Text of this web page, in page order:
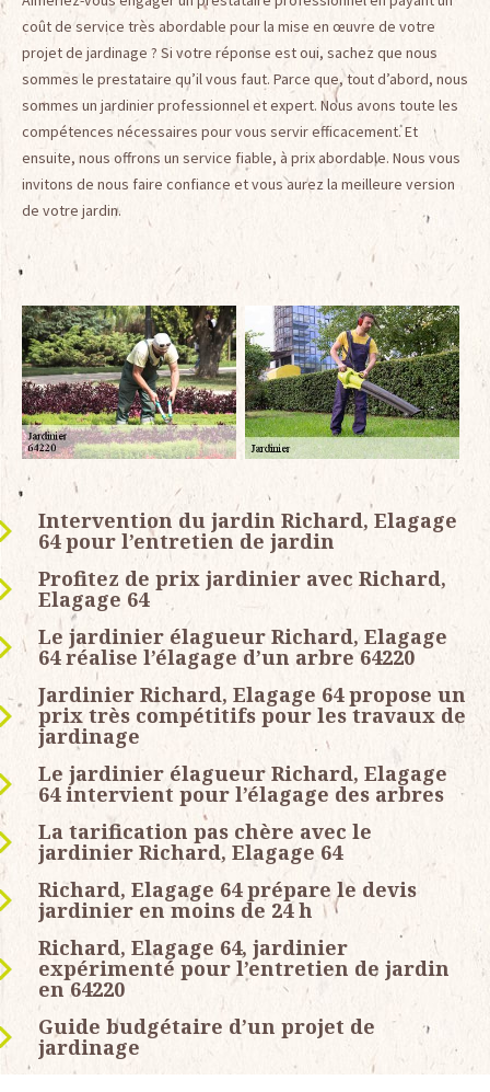
coût de service très abordable pour la mise en œuvre de votre
projet de jardinage ? Si votre réponse est oui, sachez que nous
sommes le prestataire qu’il vous faut. Parce que, tout d’abord, nous
sommes un jardinier professionnel et expert. Nous avons toute les
compétences nécessaires pour vous servir efficacement. Et
ensuite, nous offrons un service fiable, à prix abordable. Nous vous
invitons de nous faire confiance et vous aurez la meilleure version
de votre jardin.
Intervention du jardin Richard, Elagage
64 pour l’entretien de jardin
Profitez de prix jardinier avec Richard,
Elagage 64
Le jardinier élagueur Richard, Elagage
64 réalise l’élagage d’un arbre 64220
Jardinier Richard, Elagage 64 propose un
prix très compétitifs pour les travaux de
jardinage
Le jardinier élagueur Richard, Elagage
64 intervient pour l’élagage des arbres
La tarification pas chère avec le
jardinier Richard, Elagage 64
Richard, Elagage 64 prépare le devis
jardinier en moins de 24 h
Richard, Elagage 64, jardinier
expérimenté pour l’entretien de jardin
en 64220
Guide budgétaire d’un projet de
jardinage